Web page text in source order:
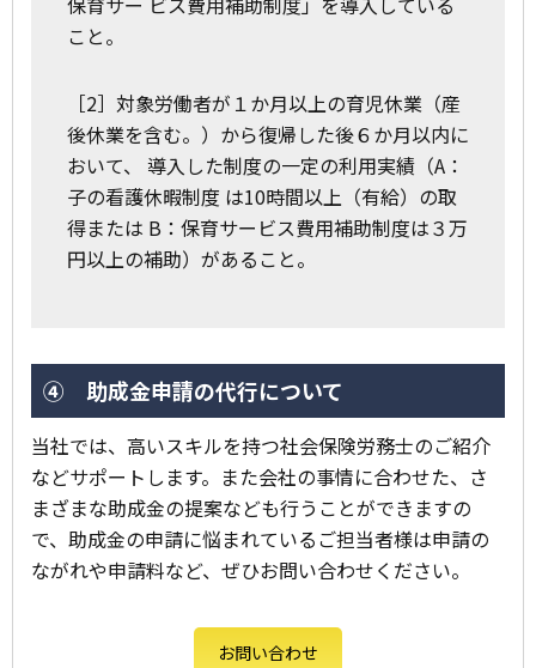
こと。
［2］対象労働者が１か月以上の育児休業（産
後休業を含む。）から復帰した後６か月以内に
おいて、 導入した制度の一定の利用実績（A：
子の看護休暇制度 は10時間以上（有給）の取
得または B：保育サービス費用補助制度は３万
円以上の補助）があること。
④ 助成金申請の代行について
当社では、高いスキルを持つ社会保険労務士のご紹介
などサポートします。また会社の事情に合わせた、さ
まざまな助成金の提案なども行うことができますの
で、助成金の申請に悩まれているご担当者様は申請の
ながれや申請料など、ぜひお問い合わせください。
お問い合わせ